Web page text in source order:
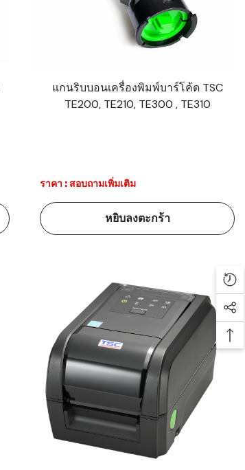
แกนริบบอนเครื่องพิมพ์บาร์โค้ด TSC
TE200, TE210, TE300 , TE310
ราคา : สอบถามเพิ่มเติม
หยิบลงตะกร้า